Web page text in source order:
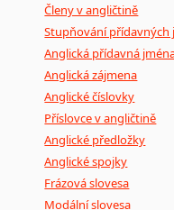
Členy v angličtině
Stupňování přídavných
Anglická přídavná
Anglická zájmena
Anglické číslovky
Příslovce v angličtině
Anglické předložky
Anglické spojky
Frázová slovesa
Modální slovesa